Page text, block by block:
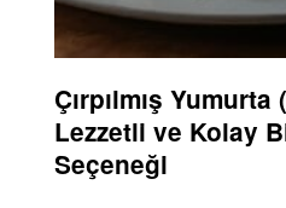
Çırpılmış
Lezzetli ve Kolay
Seçeneği